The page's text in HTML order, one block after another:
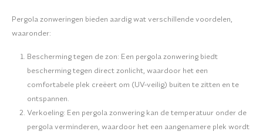
Pergola zonweringen bieden aardig wat verschillende voordelen,
waaronder:
Bescherming tegen de zon: Een pergola zonwering biedt
bescherming tegen direct zonlicht, waardoor het een
comfortabele plek creëert om (UV-veilig) buiten te zitten en te
ontspannen.
Verkoeling: Een pergola zonwering kan de temperatuur onder de
pergola verminderen, waardoor het een aangenamere plek wordt